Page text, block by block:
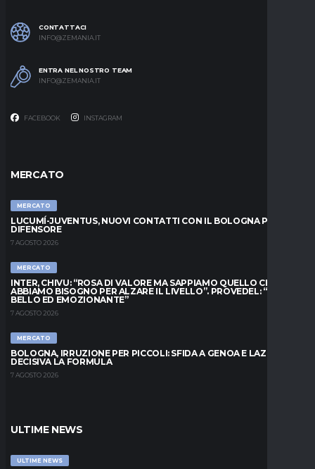
CONTATTACI
INFO@ZEMANIA.IT
ENTRA NEL NOSTRO TEAM
INFO@ZEMANIA.IT
FACEBOOK INSTAGRAM
MERCATO
MERCATO
LUCUMÍ-JUVENTUS, NUOVI CONTATTI CON IL BOLOGNA PER IL
DIFENSORE
7 AGOSTO 2026
MERCATO
INTER, CHIVU: “ROSA DI VALORE MA SAPPIAMO QUELLO CHE
ABBIAMO BISOGNO PER ALZARE IL LIVELLO”. PROVEDEL: “MESE
BELLO ED EMOZIONANTE”
7 AGOSTO 2026
MERCATO
BOLOGNA, IRRUZIONE PER PICCOLI: SFIDA A GENOA E LAZIO,
DECISIVA LA FORMULA
7 AGOSTO 2026
ULTIME NEWS
ULTIME NEWS